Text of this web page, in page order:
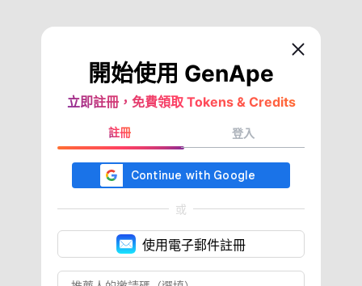
開始使用 GenApe
立即註冊，免費領取 Tokens & Credits
註冊 登入
或
使用電子郵件註冊